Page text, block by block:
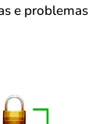
e problemas